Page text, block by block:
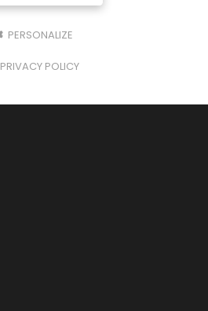
PERSONALIZE
PRIVACY POLICY